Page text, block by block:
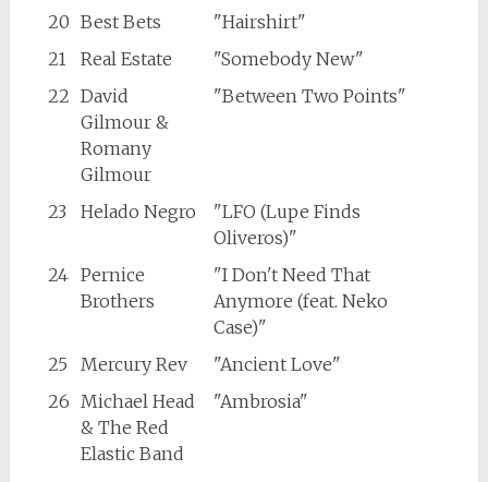
20 Best Bets
"Hairshirt"
21
Real Estate
"Somebody New"
22 David
Gilmour &
Romany
Gilmour
"Between Two Points"
23 Helado Negro
"LFO (Lupe Finds
Oliveros)"
24 Pernice
Brothers
"I Don't Need That
Anymore (feat. Neko
Case)"
25
Mercury Rev
"Ancient Love"
26 Michael Head
& The Red
Elastic Band
"Ambrosia"